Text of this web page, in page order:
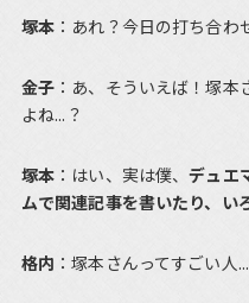
塚本 ：あれ？今日の打ち合
金子 ：あ、そういえば！塚
よね...？
塚本 ：はい、実は僕、デュエ
ムで関連記事を書いたり、い
格内 ：塚本さんってすごい人